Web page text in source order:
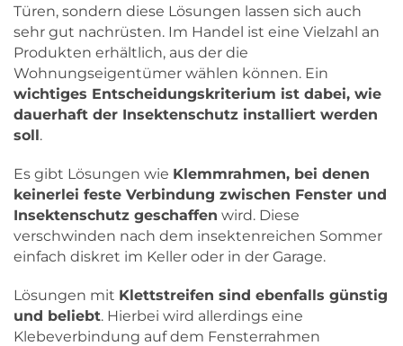
Türen, sondern diese Lösungen lassen sich auch
sehr gut nachrüsten. Im Handel ist eine Vielzahl an
Produkten erhältlich, aus der die
Wohnungseigentümer wählen können. Ein
wichtiges Entscheidungskriterium ist dabei, wie
dauerhaft der Insektenschutz installiert werden
soll.
Es gibt Lösungen wie Klemmrahmen, bei denen
keinerlei feste Verbindung zwischen Fenster und
Insektenschutz geschaffen wird. Diese
verschwinden nach dem insektenreichen Sommer
einfach diskret im Keller oder in der Garage.
Lösungen mit Klettstreifen sind ebenfalls günstig
und beliebt. Hierbei wird allerdings eine
Klebeverbindung auf dem Fensterrahmen